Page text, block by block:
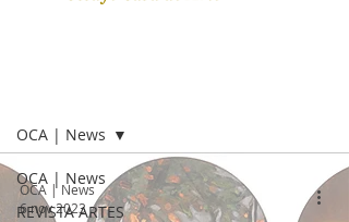
OCA | News
REVISTA ARTES
OCA | News
OCA | News
6 nov 2023